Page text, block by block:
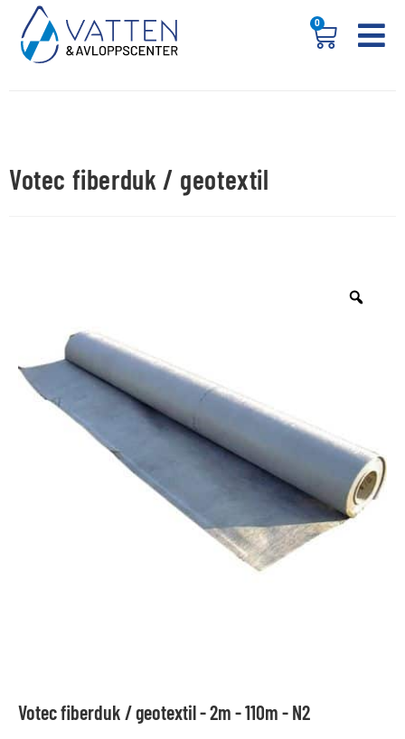
0
Votec fiberduk / geotextil
Votec fiberduk / geotextil - 2m - 110m - N2